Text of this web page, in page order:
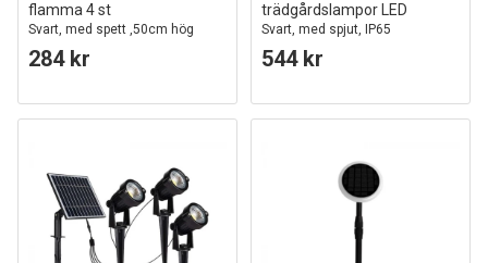
flamma 4 st
Svart, med spett ,50cm hög
284 kr
trädgårdslampor LED
Svart, med spjut, IP65
544 kr